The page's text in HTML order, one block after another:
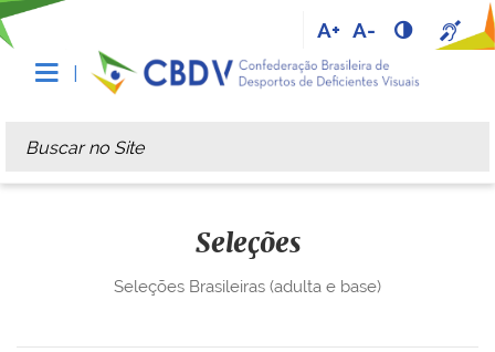
A+ A-
Busca
Busca Avançada…
Seleções
Seleções Brasileiras (adulta e base)